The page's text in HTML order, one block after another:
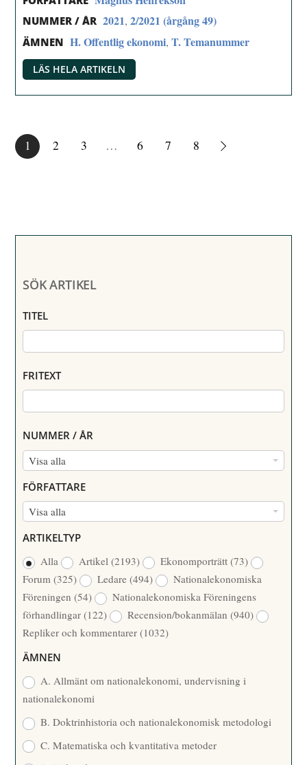
NUMMER / ÅR 2021,2/2021 (årgång 49)
ÄMNEN H. Offentlig ekonomi,T. Temanummer
LÄS HELA ARTIKELN
1 2 3 … 6 7 8
SÖK ARTIKEL
TITEL
FRITEXT
NUMMER / ÅR
Visa alla
N
M
M
/
Å
R
FÖRFATTARE
Visa alla
R
F
A
T
T
A
R
ARTIKELTYP
Alla
Artikel(2193) Ekonomporträtt(73)
Forum(325) Ledare(494)
Nationalekonomiska
Föreningen(54)
Nationalekonomiska Föreningens
förhandlingar(122) Recension/bokanmälan(940)
Repliker och kommentarer(1032)
ÄMNEN
A. Allmänt om nationalekonomi, undervisning i
nationalekonomi
B. Doktrinhistoria och nationalekonomisk metodologi
C. Matematiska och kvantitativa metoder